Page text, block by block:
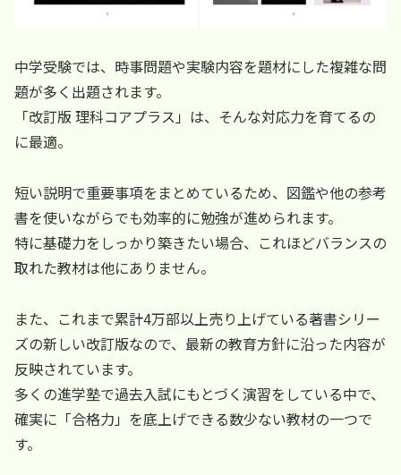
中学受験では、時事問題や実験内容を題材にした複雑な問
題が多く出題されます。
「改訂版 理科コアプラス」は、そんな対応力を育てるの
に最適。
短い説明で重要事項をまとめているため、図鑑や他の参考
書を使いながらでも効率的に勉強が進められます。
特に基礎力をしっかり築きたい場合、これほどバランスの
取れた教材は他にありません。
また、これまで累計4万部以上売り上げている著書シリー
ズの新しい改訂版なので、最新の教育方針に沿った内容が
反映されています。
多くの進学塾で過去入試にもとづく演習をしている中で、
確実に「合格力」を底上げできる数少ない教材の一つで
す。